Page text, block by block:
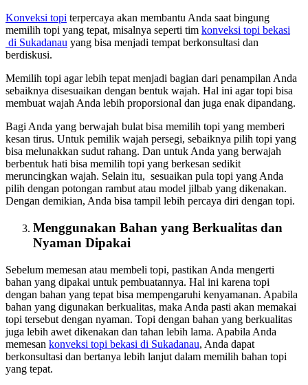
Konveksi topi terpercaya akan membantu Anda saat bingung
memilih topi yang tepat, misalnya seperti tim konveksi topi bekasi
di Sukadanau yang bisa menjadi tempat berkonsultasi dan
berdiskusi.
Memilih topi agar lebih tepat menjadi bagian dari penampilan Anda
sebaiknya disesuaikan dengan bentuk wajah. Hal ini agar topi bisa
membuat wajah Anda lebih proporsional dan juga enak dipandang.
Bagi Anda yang berwajah bulat bisa memilih topi yang memberi
kesan tirus. Untuk pemilik wajah persegi, sebaiknya pilih topi yang
bisa melunakkan sudut rahang. Dan untuk Anda yang berwajah
berbentuk hati bisa memilih topi yang berkesan sedikit
meruncingkan wajah. Selain itu, sesuaikan pula topi yang Anda
pilih dengan potongan rambut atau model jilbab yang dikenakan.
Dengan demikian, Anda bisa tampil lebih percaya diri dengan topi.
Menggunakan Bahan yang Berkualitas dan
Nyaman Dipakai
Sebelum memesan atau membeli topi, pastikan Anda mengerti
bahan yang dipakai untuk pembuatannya. Hal ini karena topi
dengan bahan yang tepat bisa mempengaruhi kenyamanan. Apabila
bahan yang digunakan berkualitas, maka Anda pasti akan memakai
topi tersebut dengan nyaman. Topi dengan bahan yang berkualitas
juga lebih awet dikenakan dan tahan lebih lama. Apabila Anda
memesan konveksi topi bekasi di Sukadanau, Anda dapat
berkonsultasi dan bertanya lebih lanjut dalam memilih bahan topi
yang tepat.